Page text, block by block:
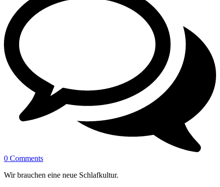
0 Comments
Wir brauchen eine neue Schlafkultur.